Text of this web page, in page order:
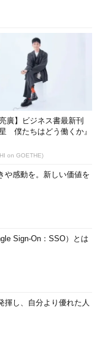
亮廣】ビジネス書最新刊
星 僕たちはどう働くか』
on GOETHE)
や感動を。新しい価値を
Sign-On：SSO）とは
揮し、自分より優れた人